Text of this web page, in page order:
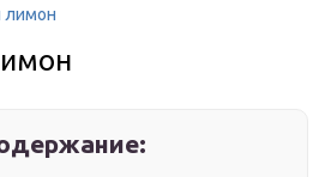
лимон